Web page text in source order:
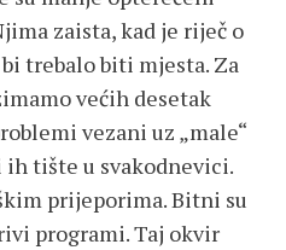
zaista, kad je riječ o
trebalo biti mjesta. Za
većih desetak
vezani uz „male“
tište u svakodnevici.
prijeporima. Bitni su
programi. Taj okvir